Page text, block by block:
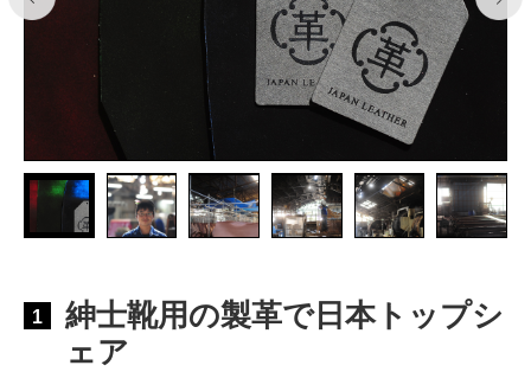
1
紳士靴用の製革で日本トップシ
ェア